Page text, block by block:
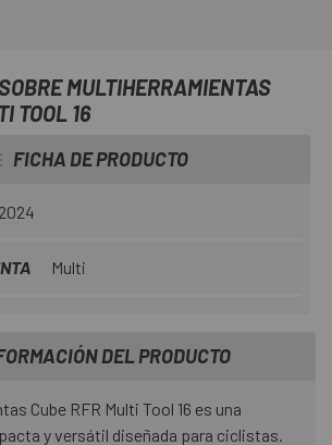
MULTIHERRAMIENTAS
TOOL 16
FICHA DE PRODUCTO
2024
Multi
DEL PRODUCTO
Cube RFR Multi Tool 16 es una
y versátil diseñada para ciclistas.